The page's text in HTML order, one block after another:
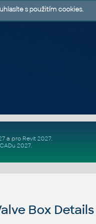
a pro Revit 2027.
2027.
Box Details
s použitím cookies.